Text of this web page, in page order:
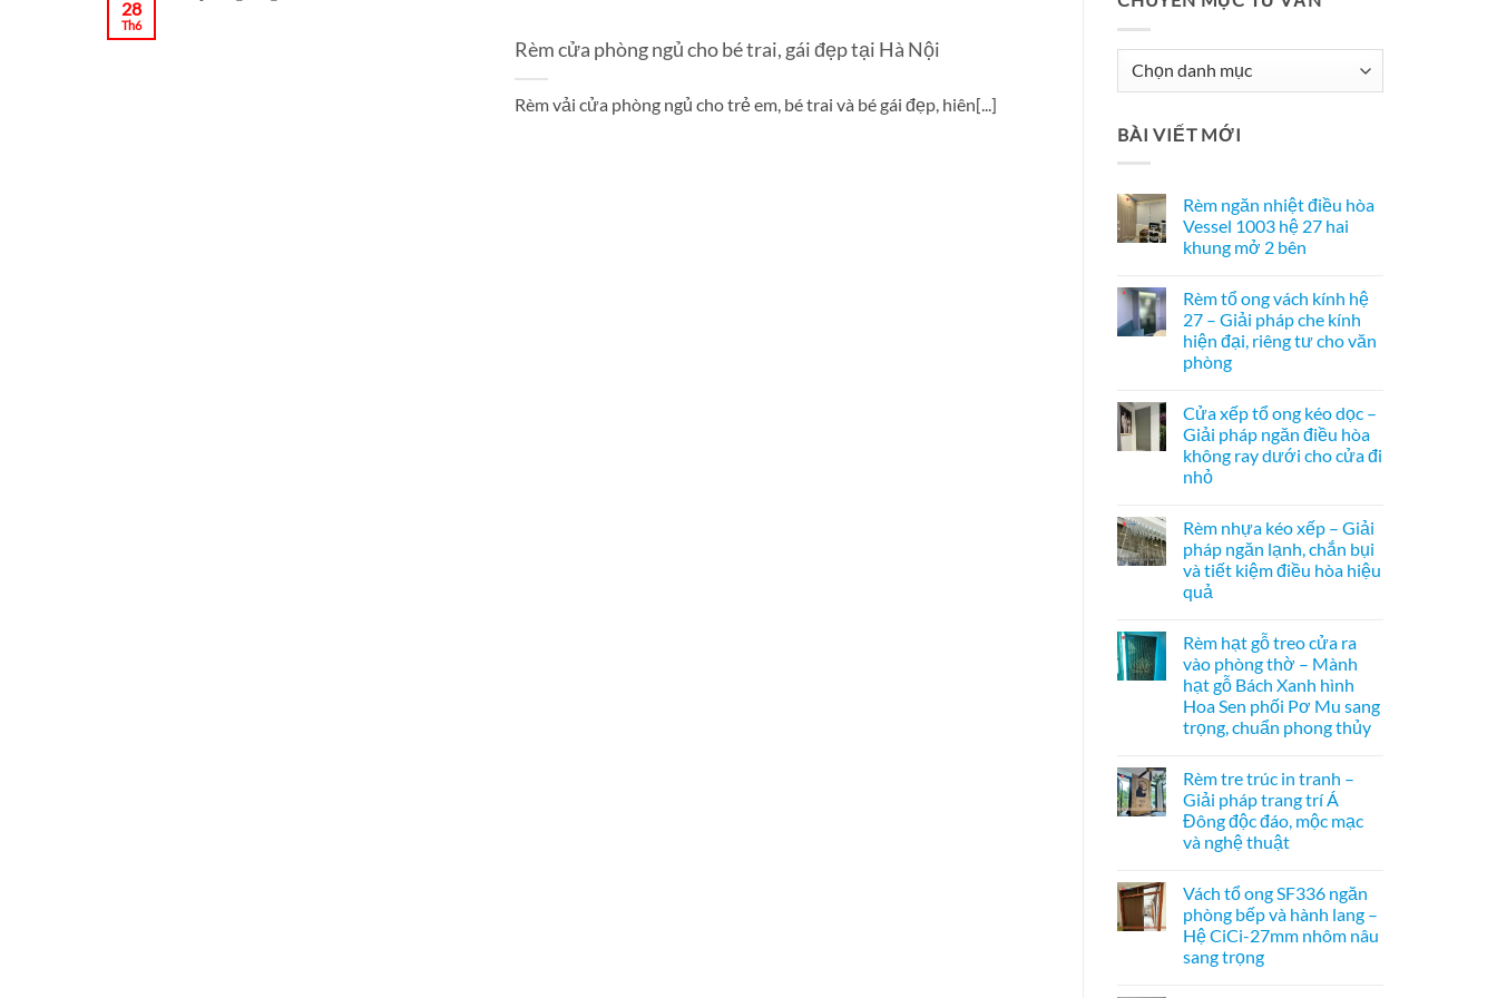
Rèm cửa phòng ngủ cho bé trai, gái đẹp tại Hà Nội
Rèm vải cửa phòng ngủ cho trẻ em, bé trai và bé gái đẹp, hiên[...]
28
Th6
Chuyên
Mục
Vấn
BÀI VIẾT MỚI
Rèm ngăn nhiệt điều hòa
Vessel 1003 hệ 27 hai
khung mở 2 bên
bình
luận
ở
Rèm
ngăn
nhiệt
Vessel
1003
hệ
27
hai
khung
bên
Rèm tổ ong vách kính hệ
27 – Giải pháp che kính
hiện đại, riêng tư cho văn
phòng
bình
luận
ở
Rèm
ong
hệ
–
Giải
pháp
che
đại,
riêng
tư
cho
văn
phòng
Cửa xếp tổ ong kéo dọc –
Giải pháp ngăn điều hòa
không ray dưới cho cửa đi
nhỏ
bình
luận
ở
Cửa
tổ
dọc
Giải
pháp
ngăn
điều
hòa
dưới
cho
cửa
đi
nhỏ
Rèm nhựa kéo xếp – Giải
pháp ngăn lạnh, chắn bụi
và tiết kiệm điều hòa hiệu
quả
bình
luận
ở
Rèm
nhựa
kéo
xếp
pháp
ngăn
lạnh,
chắn
bụi
và
điều
hòa
hiệu
quả
Rèm hạt gỗ treo cửa ra
vào phòng thờ – Mành
hạt gỗ Bách Xanh hình
Hoa Sen phối Pơ Mu sang
trọng, chuẩn phong thủy
bình
luận
ở
Rèm
hạt
gỗ
ra
vào
phòng
thờ
–
Mành
Rèm tre trúc in tranh –
Giải pháp trang trí Á
Đông độc đáo, mộc mạc
và nghệ thuật
bình
luận
ở
Rèm
trúc
Vách tổ ong SF336 ngăn
phòng bếp và hành lang –
Hệ CiCi-27mm nhôm nâu
sang trọng